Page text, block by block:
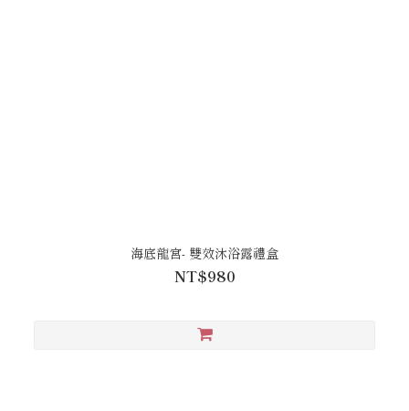
海底龍宮- 雙效沐浴露禮盒
NT$980